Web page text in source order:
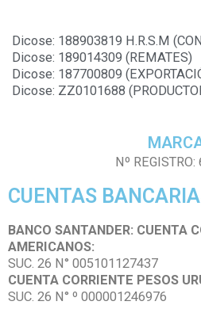
Dicose: 188903819 H.R.S.M
Dicose: 189014309 (REMATES)
Dicose: 187700809
Dicose: ZZ0101688
Nº
CUENTAS
BANCO SANTANDER: CUENTA
AMERICANOS:
SUC. 26 N° 005101127437
CUENTA CORRIENTE PESOS
SUC. 26 N° º 000001246976